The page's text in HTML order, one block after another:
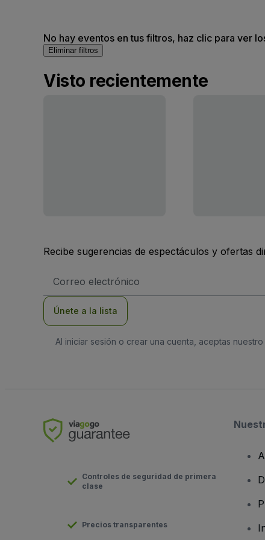
No hay eventos en tus filtros, haz clic para ver
Eliminar filtros
Visto recientemente
Recibe sugerencias de espectáculos y ofertas
de
Únete a la lista
Al iniciar sesión o crear una cuenta, aceptas nuestro
Controles de seguridad de primera
clase
Precios transparentes